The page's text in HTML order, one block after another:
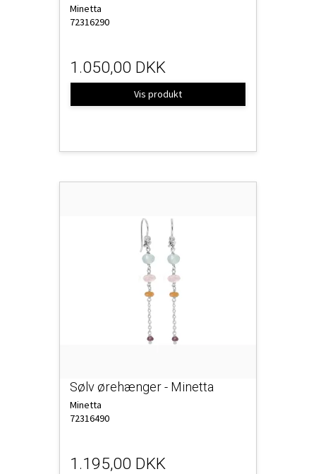
Minetta
72316290
1.050,00 DKK
Vis produkt
Sølv ørehænger - Minetta
Minetta
72316490
1.195,00 DKK